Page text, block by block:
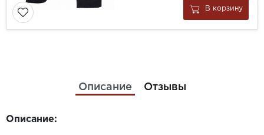
В корзину
Описание Отзывы
Описание: